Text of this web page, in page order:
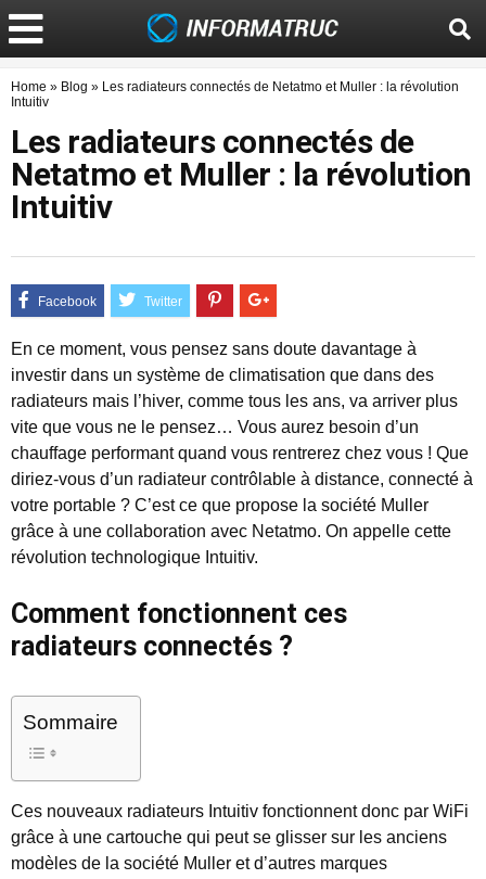
Home » Blog » Les radiateurs connectés de Netatmo et Muller : la révolution
Intuitiv
Les radiateurs connectés de
Netatmo et Muller : la révolution
Intuitiv
En ce moment, vous pensez sans doute davantage à
investir dans un système de climatisation que dans des
radiateurs mais l’hiver, comme tous les ans, va arriver plus
vite que vous ne le pensez… Vous aurez besoin d’un
chauffage performant quand vous rentrerez chez vous ! Que
diriez-vous d’un radiateur contrôlable à distance, connecté à
votre portable ? C’est ce que propose la société Muller
grâce à une collaboration avec Netatmo. On appelle cette
révolution technologique Intuitiv.
Comment fonctionnent ces
radiateurs connectés ?
Sommaire
Ces nouveaux radiateurs Intuitiv fonctionnent donc par WiFi
grâce à une cartouche qui peut se glisser sur les anciens
modèles de la société Muller et d’autres marques